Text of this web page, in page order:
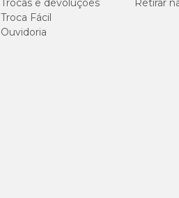
Trocas e devoluções
Troca Fácil
Ouvidoria
Retirar